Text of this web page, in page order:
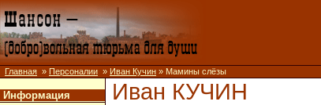
Главная » Персоналии » Иван Кучин » Мамины слёзы
Информация Иван КУЧИН